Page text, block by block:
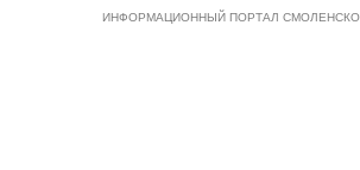
ИНФОРМАЦИОННЫЙ ПОРТАЛ